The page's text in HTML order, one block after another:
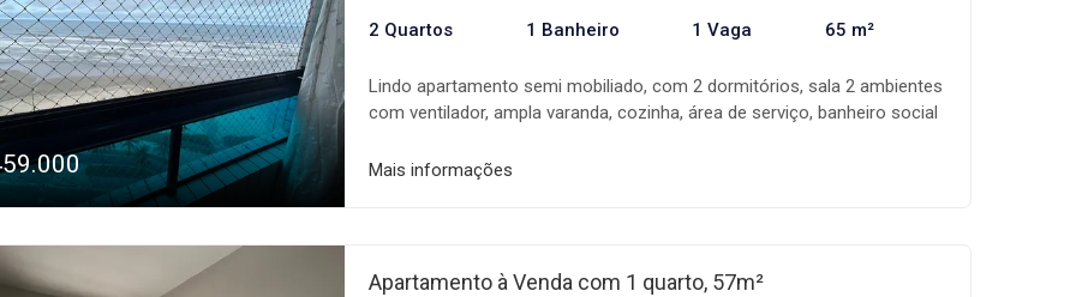
2 Quartos 1 Banheiro 1 Vaga 65 m²
Lindo apartamento semi mobiliado, com 2 dormitórios, sala 2 ambientes
com ventilador, ampla varanda, cozinha, área de serviço, banheiro social
de jogos, academia e churrasqueiras na cobertura. Uma oportunidade
Mais informações
Apartamento à Venda com 1 quarto, 57m²